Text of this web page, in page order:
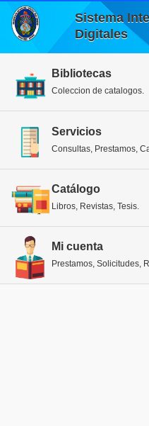
Sistema
Digitales
Bibliotecas
Coleccion de catalogos.
Servicios
Consultas, Prestamos,
Catálogo
Libros, Revistas, Tesis.
Mi cuenta
Prestamos, Solicitudes,